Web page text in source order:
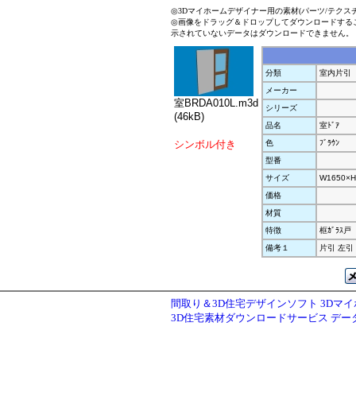
◎3Dマイホームデザイナー用の素材(パーツ/テクス
◎画像をドラッグ＆ドロップしてダウンロードす
示されていないデータはダウンロードできません。
室BRDA010L.m3d
(46kB)
シンボル付き
分類
室内片引
メーカー
シリーズ
品名
室ﾄﾞｱ
色
ﾌﾞﾗｳﾝ
型番
サイズ
価格
材質
特徴
框ｶﾞﾗｽ戸
備考１
片引 左引
間取り＆3D住宅デザインソフト 3Dマ
3D住宅素材ダウンロードサービス デー